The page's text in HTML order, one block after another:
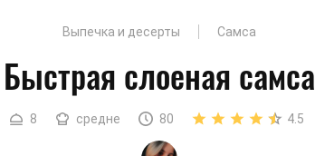
Выпечка и десерты Самса
Быстрая слоеная самса
8 средне 80 4.5